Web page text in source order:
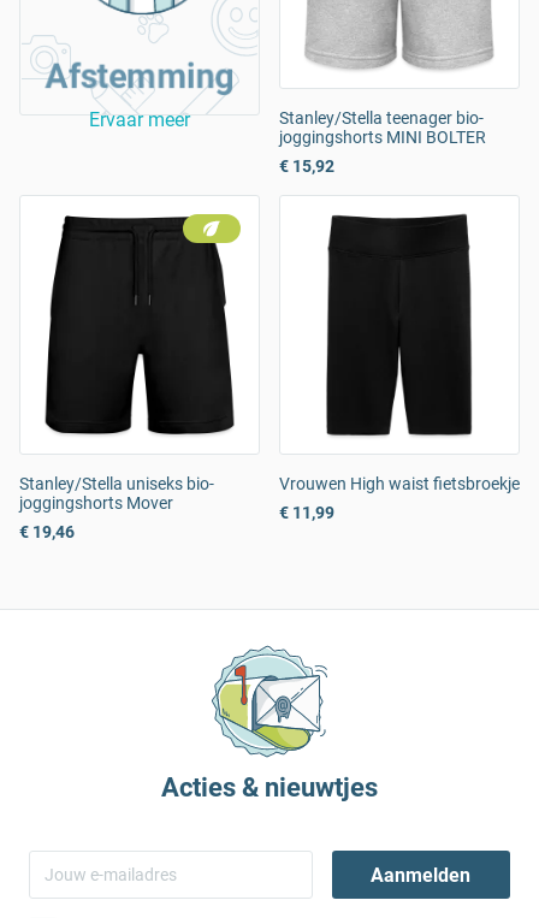
Afstemming
Ervaar meer
Stanley/Stella teenager bio-
joggingshorts MINI BOLTER
€ 15,92
Stanley/Stella uniseks bio-
joggingshorts Mover
€ 19,46
Vrouwen High waist fietsbroekje
€ 11,99
Acties & nieuwtjes
Aanmelden